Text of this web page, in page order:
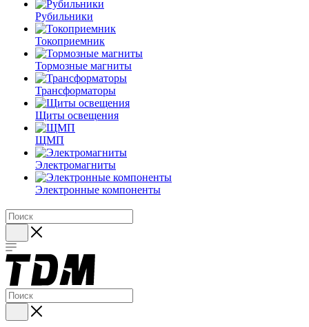
Рубильники
Токоприемник
Тормозные магниты
Трансформаторы
Щиты освещения
ЩМП
Электромагниты
Электронные компоненты